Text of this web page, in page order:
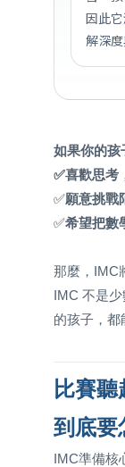
因此
解深
如果你的孩
✅喜歡思考
✅願意挑戰
✅希望把數
那麼，IMC
IMC 不是
的孩子，都
比賽
到底要
IMC準備核